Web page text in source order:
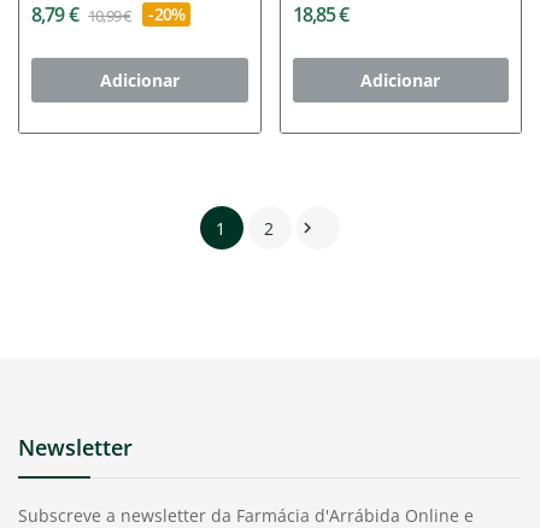
8,79 € 10,99 € -20%
Adicionar
18,85 €
Adicionar
1 2 
Newsletter
Subscreve a newsletter da Farmácia d'Arrábida Online e